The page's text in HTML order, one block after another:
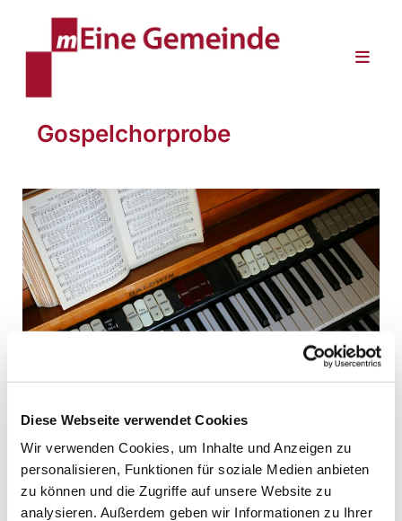
Diese Webseite verwendet Cookies
Wir verwenden Cookies, um Inhalte und Anzeigen zu
personalisieren, Funktionen für soziale Medien anbieten
zu können und die Zugriffe auf unsere Website zu
analysieren. Außerdem geben wir Informationen zu Ihrer
Gospelchorprobe
Montag, 8. November 2027, 19:30
Uhr